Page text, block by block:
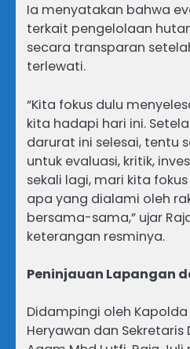
Ia menyatakan bahwa
terkait pengelolaan
secara transparan
terlewati.
“Kita fokus dulu
kita hadapi hari ini.
darurat ini selesai, tentu
untuk evaluasi, kritik,
sekali lagi, mari kita
apa yang dialami oleh
bersama-sama,” ujar
keterangan resminya.
Peninjauan Lapangan
Didampingi oleh Kapolda
Heryawan dan